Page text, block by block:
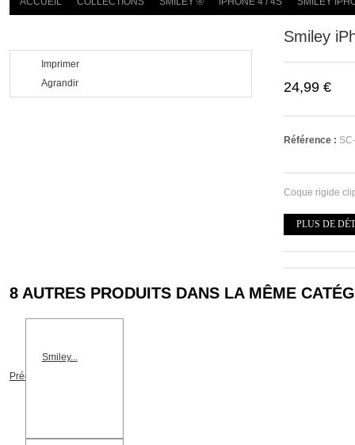
Imprimer
Agrandir
Smiley
24,99 €
Référence :
Coque rigide
PLUS DE
8 AUTRES PRODUITS DANS LA MÊME
Précédent
Smiley...